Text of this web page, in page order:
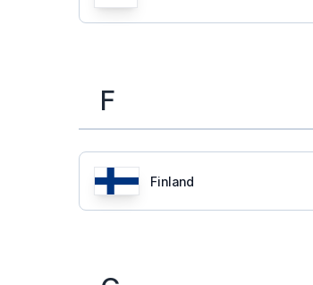
F
Finland